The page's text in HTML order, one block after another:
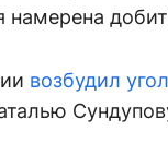
возбудил